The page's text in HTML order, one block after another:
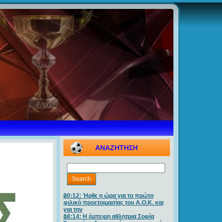
ΑΝΑΖΗΤΗΣΗ
20:12: Ήρθε η ώρα για το πρώτο
φιλικό προετοιμασίας του Α.Ο.Κ. και
για την
18:14: Η έμπειρη αθλητρια Σοφία